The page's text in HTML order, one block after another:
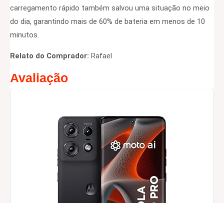
carregamento rápido também salvou uma situação no meio
do dia, garantindo mais de 60% de bateria em menos de 10
minutos.
Relato do Comprador: Rafael
Avaliação